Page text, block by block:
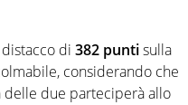
di 382 puntisulla
considerando che
delle due parteciperà allo